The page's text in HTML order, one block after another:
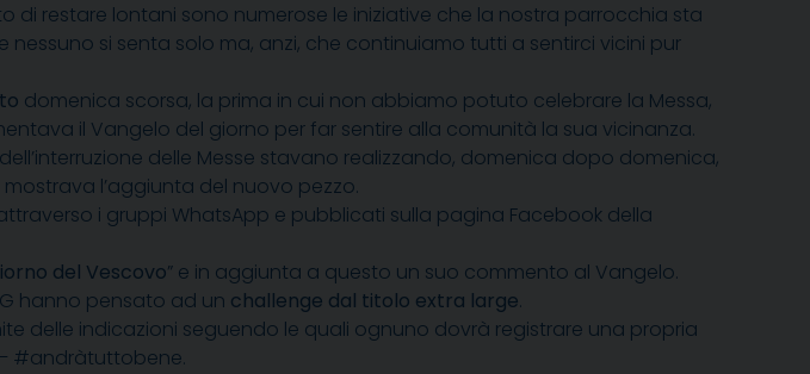
di restare lontani sono numerose le iniziative che la nostra parrocchia sta
si senta solo ma, anzi, che continuiamo tutti a sentirci vicini pur
domenica scorsa, la prima in cui non abbiamo potuto celebrare la Messa,
il Vangelo del giorno per far sentire alla comunità la sua vicinanza.
delle Messe stavano realizzando, domenica dopo domenica,
l’aggiunta del nuovo pezzo.
i gruppi WhatsApp e pubblicati sulla pagina Facebook della
del Vescovo” e in aggiunta a questo un suo commento al Vangelo.
hanno pensato ad un challenge dal titolo extra large.
delle indicazioni seguendo le quali ognuno dovrà registrare una propria
#andràtuttobene.